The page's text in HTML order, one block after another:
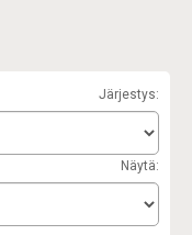
Järjestys:
Näytä: